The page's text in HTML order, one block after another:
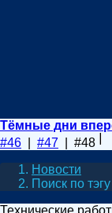
Тёмные дни
#46
#47 | #48
Новости
Поиск по
Технические